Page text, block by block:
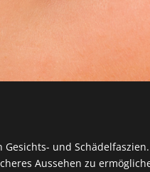
und
Aussehen zu